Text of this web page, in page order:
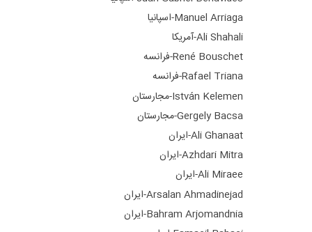
Manuel Arriaga-اسپانیا
Ali Shahali-آمریکا
René Bouschet-فرانسه
Rafael Triana-فرانسه
István Kelemen-مجارستان
Gergely Bacsa-مجارستان
Ali Ghanaat-ایران
Azhdari Mitra-ایران
Ali Miraee-ایران
Arsalan Ahmadinejad-ایران
Bahram Arjomandnia-ایران